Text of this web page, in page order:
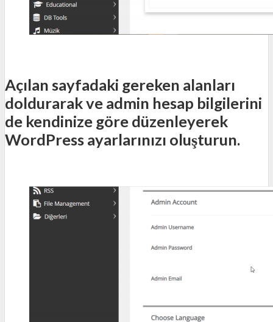
Açılan sayfadaki gereken alanları
doldurarak ve admin hesap bilgilerini
de kendinize göre düzenleyerek
WordPress ayarlarınızı oluşturun.